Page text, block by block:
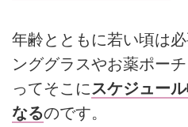
年齢とともに若い頃は
ンググラスやお薬ポー
ってそこにスケジュー
なるのです。